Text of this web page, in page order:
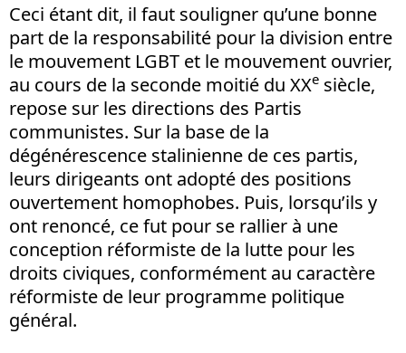
Ceci étant dit, il faut souligner qu’une bonne
part de la responsabilité pour la division entre
le mouvement LGBT et le mouvement ouvrier,
au cours de la seconde moitié du XXe siècle,
repose sur les directions des Partis
communistes. Sur la base de la
dégénérescence stalinienne de ces partis,
leurs dirigeants ont adopté des positions
ouvertement homophobes. Puis, lorsqu’ils y
ont renoncé, ce fut pour se rallier à une
conception réformiste de la lutte pour les
droits civiques, conformément au caractère
réformiste de leur programme politique
général.